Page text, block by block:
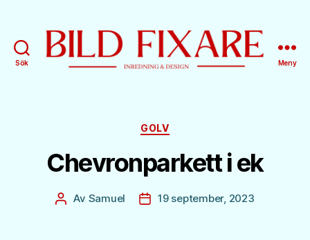
Sök Meny
Kategorier
GOLV
Chevronparkett i ek
Inläggsförfattare
Av Samuel Inläggsdatum
19 september, 2023